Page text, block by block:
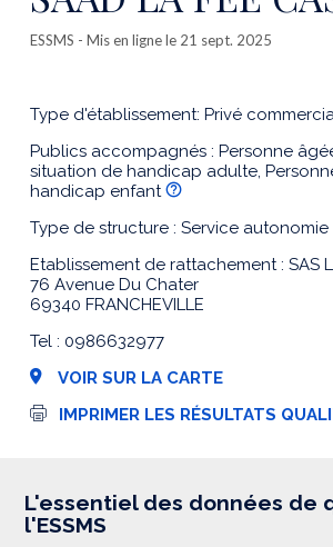
ESSMS - Mis en ligne le 21 sept. 2025
Type d'établissement: Privé
Publics accompagnés : Personne
situation de handicap adulte,
handicap enfant
Type de structure : Service autonomie
Etablissement de rattachement : SAS
76 Avenue Du Chater
69340 FRANCHEVILLE
Tel : 0986632977
VOIR SUR LA CARTE
I
s
i
IMPRIMER LES RÉSULTATS
L'essentiel des données de
l'ESSMS